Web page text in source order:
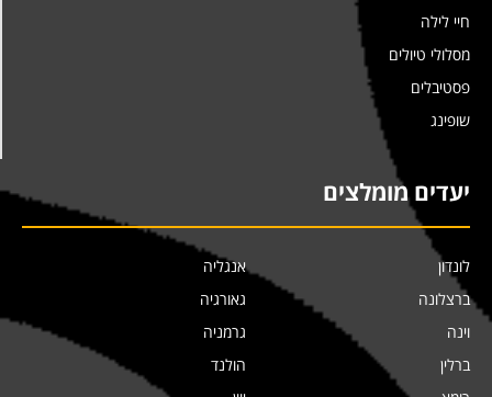
חיי לילה
מסלולי טיולים
פסטיבלים
שופינג
יעדים מומלצים
לונדון
ברצלונה
וינה
ברלין
אנגליה
גאורגיה
גרמניה
הולנד